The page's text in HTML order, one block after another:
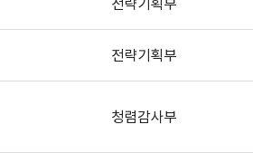
전략기획부
전략기획부
청렴감사부